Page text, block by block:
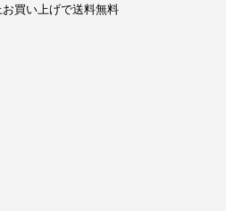
買い上げで送料無料